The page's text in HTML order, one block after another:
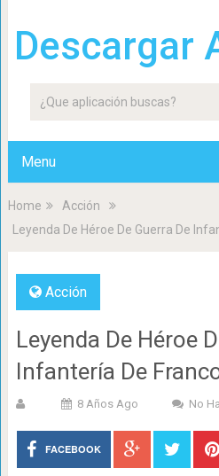
Descargar
Menu
Home
Acción
Leyenda De Héroe De Guerra De
Acción
Leyenda De Héroe
Infantería De
8 Años Ago No
FACEBOOK